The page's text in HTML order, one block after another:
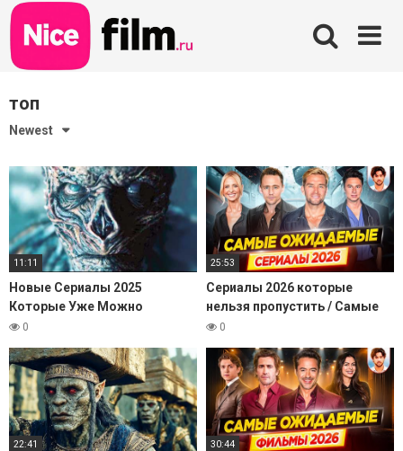
Skip
to
content
топ
Newest
11:11
Новые Сериалы 2025
Которые Уже Можно
Посмотреть. Премьеры и
0
25:53
Сериалы 2026 которые
нельзя пропустить / Самые
ожидаемые сериалы года //
0
22:41 30:44